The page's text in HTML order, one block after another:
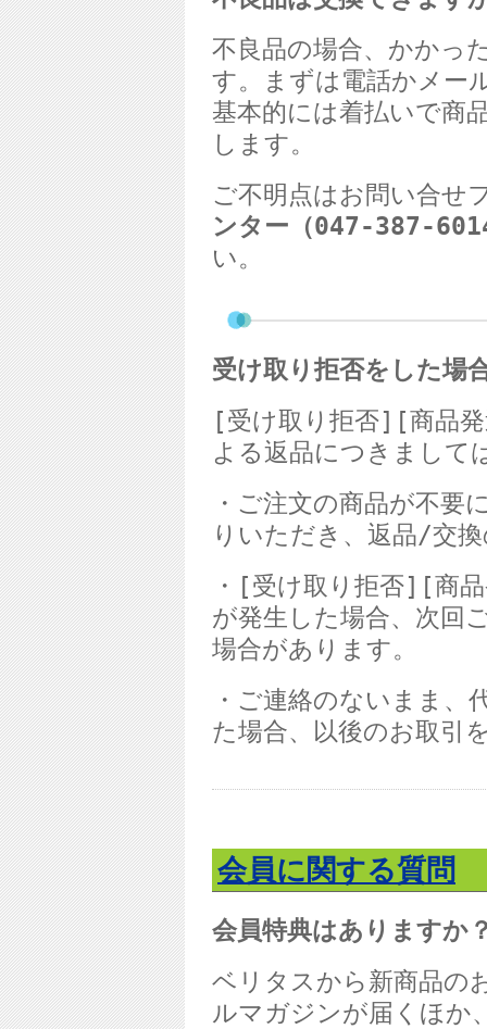
不良品の場合、かかっ
す。まずは電話かメー
基本的には着払いで商
します。
ご不明点はお問い合せ
ンター（047-387-
い。
受け取り拒否をした場
[受け取り拒否][商品
よる返品につきまして
・ご注文の商品が不要
りいただき、返品/交
・ [受け取り拒否][商
が発生した場合、次回
場合があります。
・ご連絡のないまま、
た場合、以後のお取引
会員に関する質問
会員特典はありますか
ベリタスから新商品の
ルマガジンが届くほか